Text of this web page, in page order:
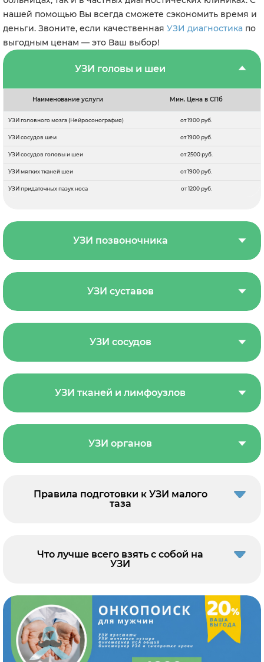
нашей помощью Вы всегда сможете сэкономить время и
деньги. Звоните, если качественная УЗИ диагностика по
выгодным ценам — это Ваш выбор!
УЗИ головы и шеи
Наименование услуги Мин. Цена в СПб
УЗИ головного мозга (Нейросонография) от 1900 руб.
УЗИ сосудов шеи от 1900 руб.
УЗИ сосудов головы и шеи от 2500 руб.
УЗИ мягких тканей шеи от 1900 руб.
УЗИ придаточных пазух носа от 1200 руб.
УЗИ позвоночника
УЗИ суставов
УЗИ сосудов
УЗИ тканей и лимфоузлов
УЗИ органов
Правила подготовки к УЗИ малого
таза
Что лучше всего взять с собой на
УЗИ